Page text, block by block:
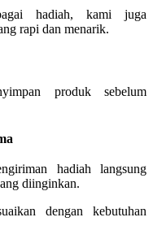
hadiah, kami juga
rapi dan menarik.
produk sebelum
hadiah langsung
diinginkan.
dengan kebutuhan